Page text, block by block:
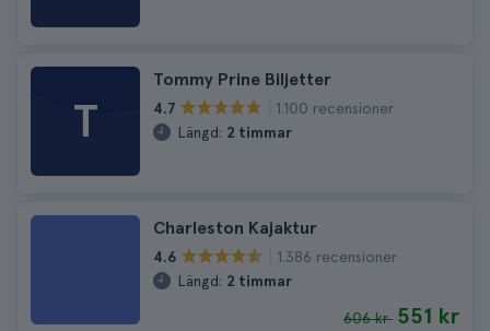
T
Tommy Prine Biljetter
4.7
1.100 recensioner
Längd: 2 timmar
Charleston Kajaktur
4.6
1.386 recensioner
Längd: 2 timmar
606 kr 551 kr